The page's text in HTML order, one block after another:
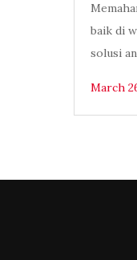
baik di
solusi
March